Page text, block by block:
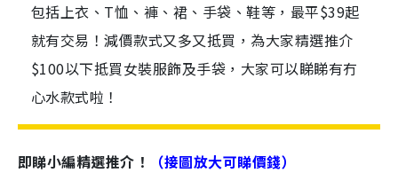
包括上衣、T恤、褲、裙、手袋、鞋等，最平$39起
就有交易！減價款式又多又抵買，為大家精選推介
$100以下抵買女裝服飾及手袋，大家可以睇睇有冇
心水款式啦！
即睇小編精選推介！
（接圖放大可睇價錢）